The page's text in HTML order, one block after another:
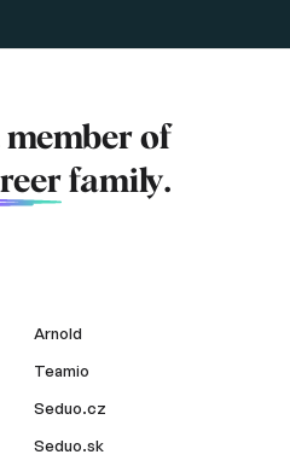
member of
family.
Arnold
Teamio
Seduo.cz
Seduo.sk